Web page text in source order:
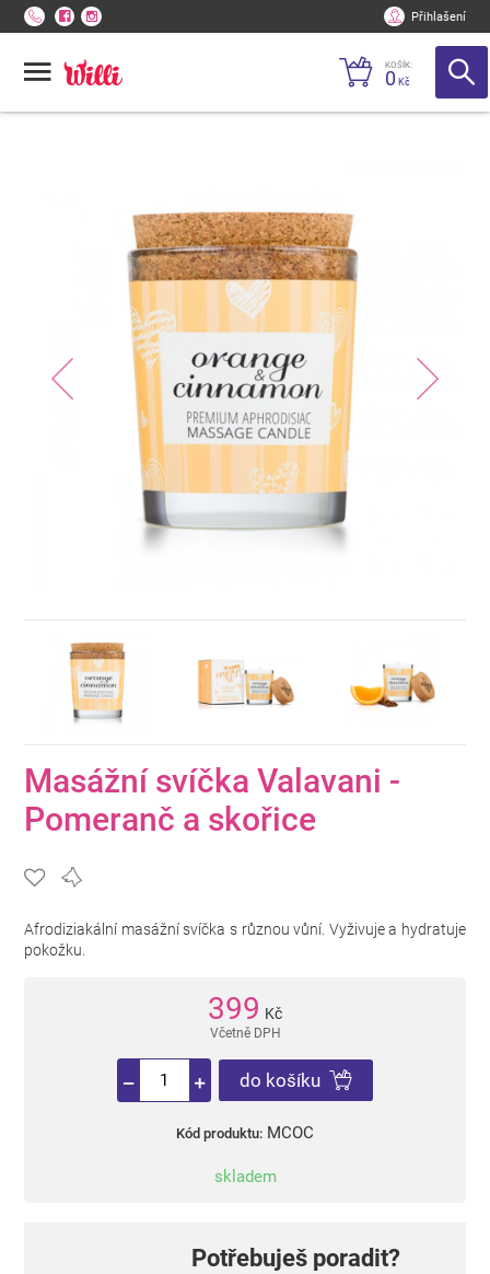
Přihlašení
KOŠÍK:
0 Kč
Masážní svíčka Valavani -
Pomeranč a skořice
Afrodiziakální masážní svíčka s různou vůní. Vyživuje a hydratuje
pokožku.
399 Kč
Včetně DPH
do košíku
Kód produktu: MCOC
skladem
Potřebuješ poradit?